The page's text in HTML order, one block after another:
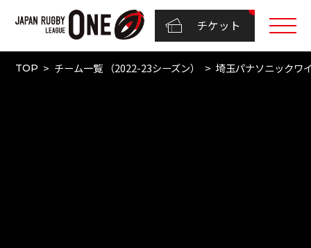
チケット
TOP チーム一覧 （2022-23シーズン） 埼玉パナソニックワ